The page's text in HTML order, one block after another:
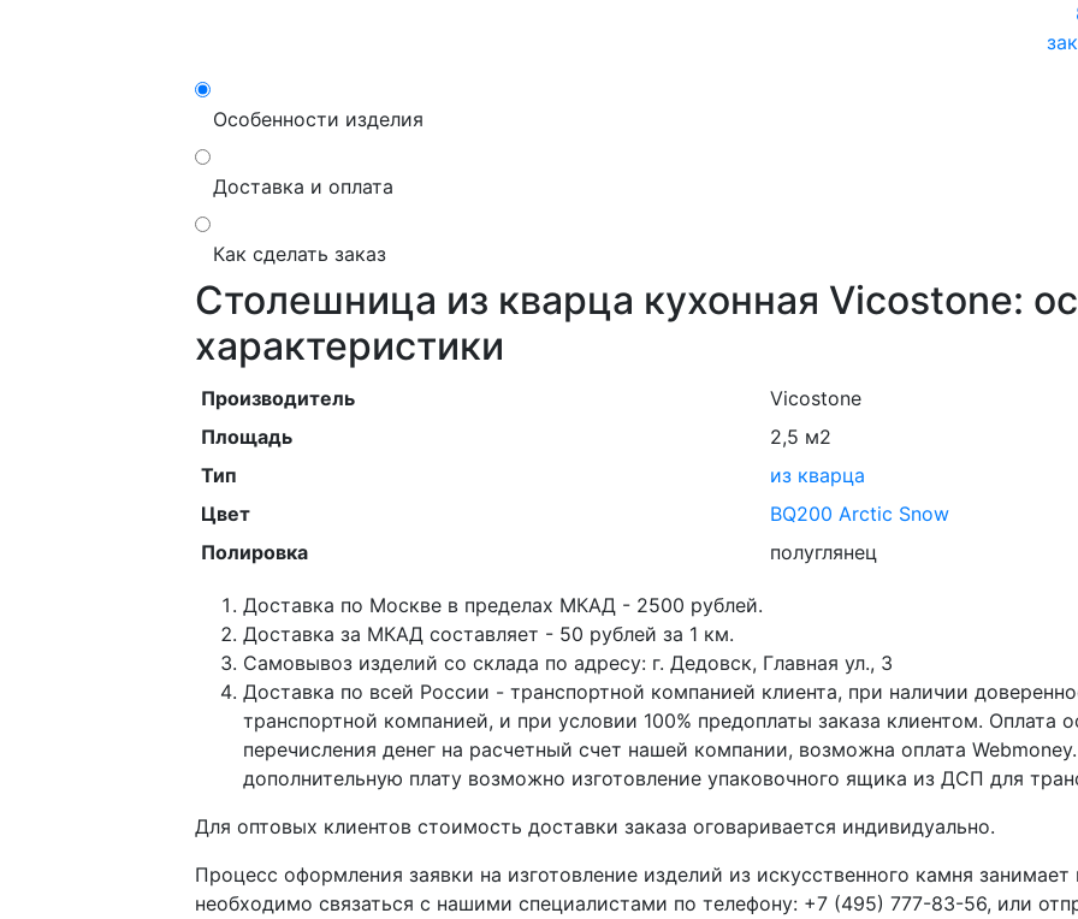
Особенности изделия
Доставка и оплата
Как сделать заказ
Столешница из кварца кухонная Vicostone:
характеристики
Производитель
Vicostone
Площадь
2,5 м2
Тип
из кварца
Цвет
BQ200 Arctic Snow
Полировка
полуглянец
Доставка по Москве в пределах МКАД - 2500 рублей.
Доставка за МКАД составляет - 50 рублей за 1 км.
Самовывоз изделий со склада по адресу: г. Дедовск, Главная ул., 3
Доставка по всей России - транспортной компанией клиента, при наличии
транспортной компанией, и при условии 100% предоплаты заказа клиентом. Оплата
перечисления денег на расчетный счет нашей компании, возможна оплата
дополнительную плату возможно изготовление упаковочного ящика из ДСП для
Для оптовых клиентов стоимость доставки заказа оговаривается индивидуально.
Процесс оформления заявки на изготовление изделий из искусственного камня
необходимо связаться с нашими специалистами по телефону: +7 (495) 777-83-56, или